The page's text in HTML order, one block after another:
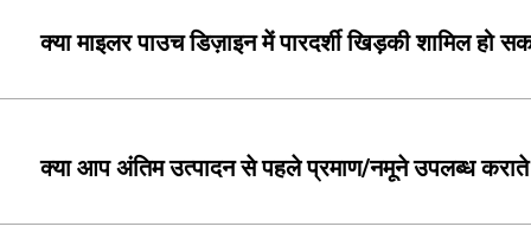
क्या माइलर पाउच डिज़ाइन में पारदर्शी खिड़की शामिल हो
क्या आप अंतिम उत्पादन से पहले प्रमाण/नमूने उपलब्ध